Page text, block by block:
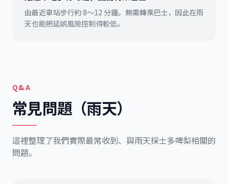
由最近車站步行約 8～12 分鐘。無需轉乘巴士，因此在雨
天也能把延誤風險控制得較低。
Q&A
常見問題（雨天）
這裡整理了我們實際最常收到、與雨天採士多啤梨相關的
問題。